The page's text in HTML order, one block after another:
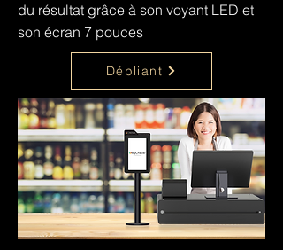
du résultat grâce à son voyant LED et
son écran 7 pouces
Dépliant